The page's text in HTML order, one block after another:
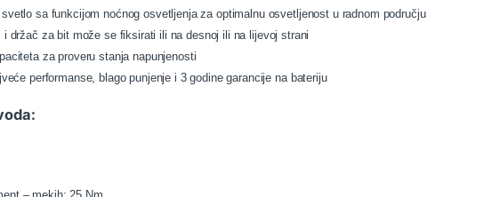
sa funkcijom noćnog osvetljenja za optimalnu osvetljenost u radnom području
držač za bit može se fiksirati ili na desnoj ili na lijevoj strani
za proveru stanja napunjenosti
performanse, blago punjenje i 3 godine garancije na bateriju